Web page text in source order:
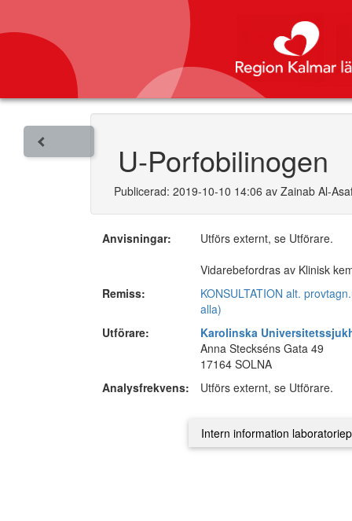
U-Porfobilinogen
Publicerad: 2019-10-10 14:06 av Zainab Al-
Anvisningar:
Utförs externt, se Utförare.
Vidarebefordras av Klinisk
Remiss:
KONSULTATION alt.
alla)
Utförare:
Karolinska
Anna Steckséns Gata 49
17164 SOLNA
Analysfrekvens:
Utförs externt, se Utförare.